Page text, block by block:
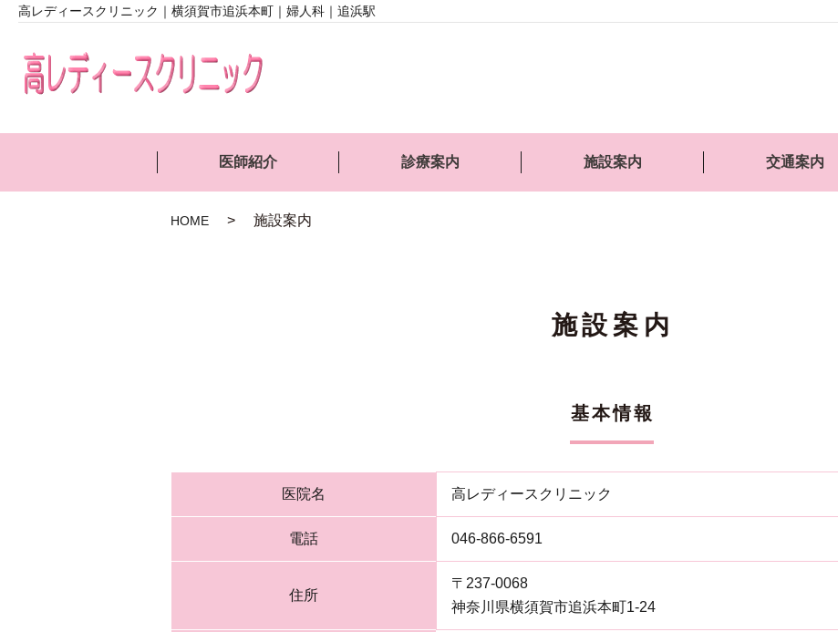
高レディースクリニック｜横須賀市追浜本町｜婦人科｜追浜駅
医師紹介 診療案内 施設案内 交通案内
HOME 施設案内
施設案内
基本情報
医院名 高レディースクリニック
電話 046-866-6591
住所
〒237-0068
神奈川県横須賀市追浜本町1-24